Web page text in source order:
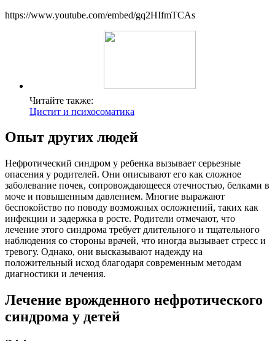
https://www.youtube.com/embed/gq2HIfmTCAs
Читайте также:
Цистит и психосоматика
Опыт других людей
Нефротический синдром у ребенка вызывает серьезные
опасения у родителей. Они описывают его как сложное
заболевание почек, сопровождающееся отечностью, белками в
моче и повышенным давлением. Многие выражают
беспокойство по поводу возможных осложнений, таких как
инфекции и задержка в росте. Родители отмечают, что
лечение этого синдрома требует длительного и тщательного
наблюдения со стороны врачей, что иногда вызывает стресс и
тревогу. Однако, они высказывают надежду на
положительный исход благодаря современным методам
диагностики и лечения.
Лечение врожденного нефротического
синдрома у детей